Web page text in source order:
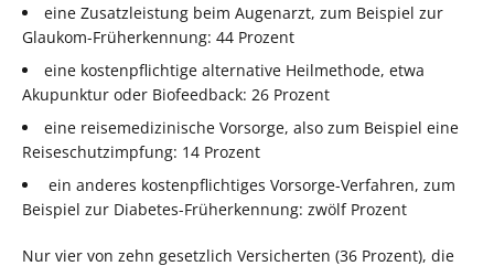
eine Zusatzleistung beim Augenarzt, zum Beispiel zur
Glaukom-Früherkennung: 44 Prozent
eine kostenpflichtige alternative Heilmethode, etwa
Akupunktur oder Biofeedback: 26 Prozent
eine reisemedizinische Vorsorge, also zum Beispiel eine
Reiseschutzimpfung: 14 Prozent
ein anderes kostenpflichtiges Vorsorge-Verfahren, zum
Beispiel zur Diabetes-Früherkennung: zwölf Prozent
Nur vier von zehn gesetzlich Versicherten (36 Prozent), die